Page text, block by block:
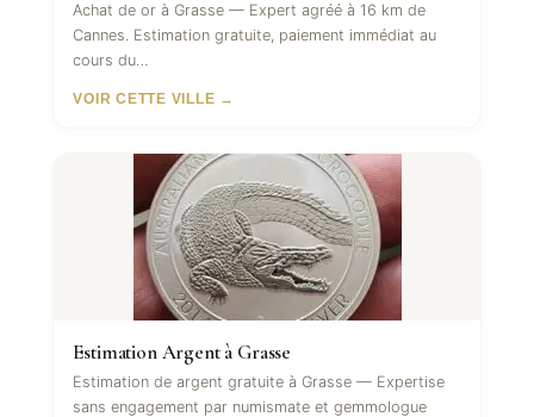
Achat de or à Grasse — Expert agréé à 16 km de
Cannes. Estimation gratuite, paiement immédiat au
cours du…
VOIR CETTE VILLE →
Estimation Argent à Grasse
Estimation de argent gratuite à Grasse — Expertise
sans engagement par numismate et gemmologue